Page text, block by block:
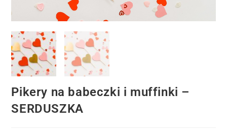
Pikery na babeczki i muffinki –
SERDUSZKA